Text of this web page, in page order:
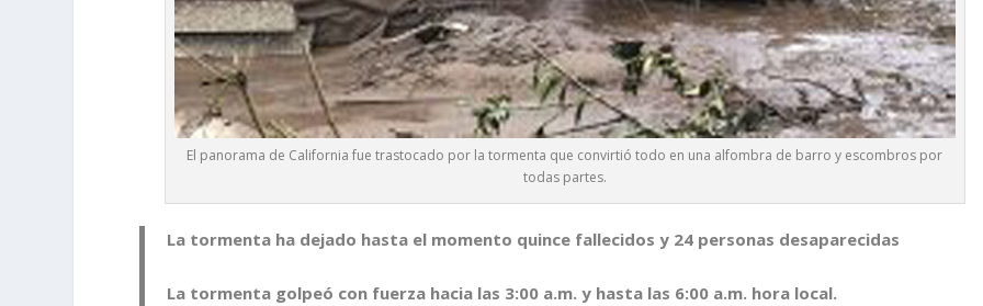
El panorama de California fue trastocado por la tormenta que convirtió todo en una alfombra de barro y escombros por
todas partes.
La tormenta ha dejado hasta el momento quince fallecidos y 24 personas desaparecidas
La tormenta golpeó con fuerza hacia las 3:00 a.m. y hasta las 6:00 a.m. hora local.